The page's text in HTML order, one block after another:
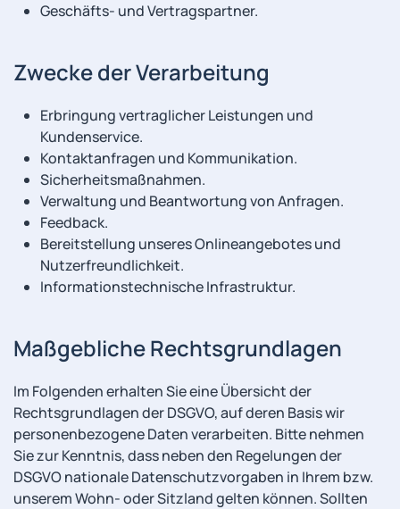
Geschäfts- und Vertragspartner.
Zwecke der Verarbeitung
Erbringung vertraglicher Leistungen und
Kundenservice.
Kontaktanfragen und Kommunikation.
Sicherheitsmaßnahmen.
Verwaltung und Beantwortung von Anfragen.
Feedback.
Bereitstellung unseres Onlineangebotes und
Nutzerfreundlichkeit.
Informationstechnische Infrastruktur.
Maßgebliche Rechtsgrundlagen
Im Folgenden erhalten Sie eine Übersicht der
Rechtsgrundlagen der DSGVO, auf deren Basis wir
personenbezogene Daten verarbeiten. Bitte nehmen
Sie zur Kenntnis, dass neben den Regelungen der
DSGVO nationale Datenschutzvorgaben in Ihrem bzw.
unserem Wohn- oder Sitzland gelten können. Sollten